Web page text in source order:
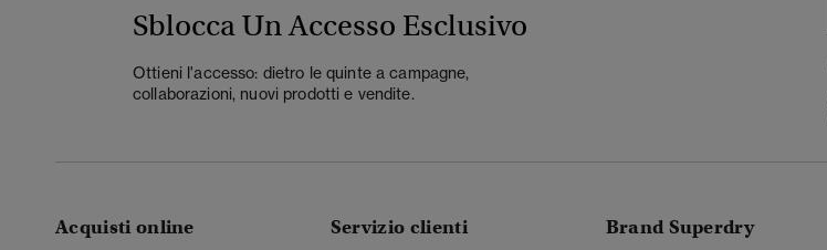
Sblocca Un Accesso Esclusivo
Ottieni l'accesso: dietro le quinte a campagne,
collaborazioni, nuovi prodotti e vendite.
Acquisti online Servizio clienti Brand Superdry